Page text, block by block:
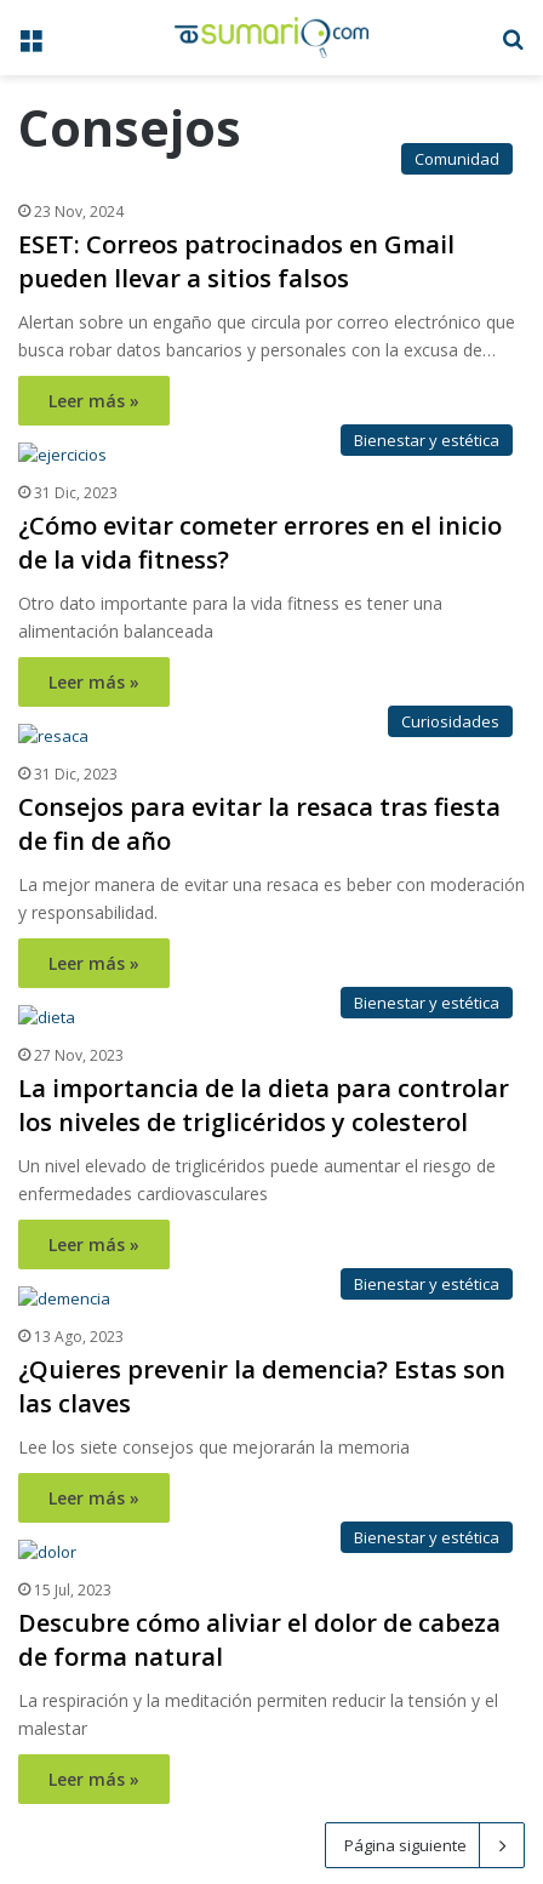
Menú
Consejos Comunidad
23 Nov, 2024
ESET: Correos patrocinados en Gmail
pueden llevar a sitios falsos
Alertan sobre un engaño que circula por correo electrónico que
busca robar datos bancarios y personales con la excusa de…
Leer más »
Bienestar y estética
31 Dic, 2023
¿Cómo evitar cometer errores en el inicio
de la vida fitness?
Otro dato importante para la vida fitness es tener una
alimentación balanceada
Leer más »
Curiosidades
31 Dic, 2023
Consejos para evitar la resaca tras fiesta
de fin de año
La mejor manera de evitar una resaca es beber con moderación
y responsabilidad.
Leer más »
Bienestar y estética
27 Nov, 2023
La importancia de la dieta para controlar
los niveles de triglicéridos y colesterol
Un nivel elevado de triglicéridos puede aumentar el riesgo de
enfermedades cardiovasculares
Leer más »
Bienestar y estética
13 Ago, 2023
¿Quieres prevenir la demencia? Estas son
las claves
Lee los siete consejos que mejorarán la memoria
Leer más »
Bienestar y estética
15 Jul, 2023
Descubre cómo aliviar el dolor de cabeza
de forma natural
La respiración y la meditación permiten reducir la tensión y el
malestar
Leer más »
Página siguiente